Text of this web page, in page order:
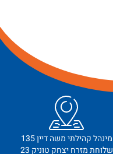
מינהל קהילתי משה דיין 135
שלוחת מזרח יצחק טוניק 23